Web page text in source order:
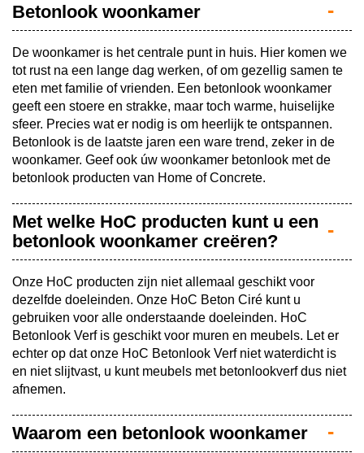
Betonlook woonkamer
De woonkamer is het centrale punt in huis. Hier komen we
tot rust na een lange dag werken, of om gezellig samen te
eten met familie of vrienden. Een betonlook woonkamer
geeft een stoere en strakke, maar toch warme, huiselijke
sfeer. Precies wat er nodig is om heerlijk te ontspannen.
Betonlook is de laatste jaren een ware trend, zeker in de
woonkamer. Geef ook úw woonkamer betonlook met de
betonlook producten van Home of Concrete.
Met welke HoC producten kunt u een
betonlook woonkamer creëren?
Onze HoC producten zijn niet allemaal geschikt voor
dezelfde doeleinden. Onze HoC Beton Ciré kunt u
gebruiken voor alle onderstaande doeleinden. HoC
Betonlook Verf is geschikt voor muren en meubels. Let er
echter op dat onze HoC Betonlook Verf niet waterdicht is
en niet slijtvast, u kunt meubels met betonlookverf dus niet
afnemen.
Waarom een betonlook woonkamer